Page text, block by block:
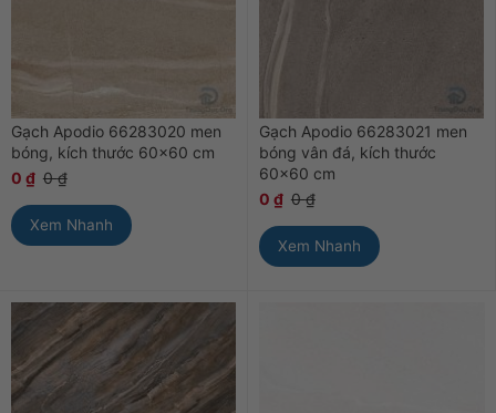
Gạch Apodio 66283020 men
bóng, kích thước 60×60 cm
0 ₫ 0₫
Xem Nhanh
Gạch Apodio 66283021 men
bóng vân đá, kích thước
60×60 cm
0 ₫ 0₫
Xem Nhanh